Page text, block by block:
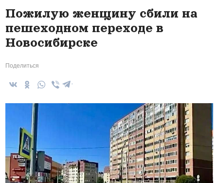
Пожилую женщину сбили на
пешеходном переходе в
Новосибирске
Поделиться